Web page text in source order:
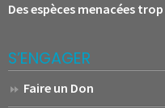
Des espèces menacées
S’ENGAGER
Faire un Don